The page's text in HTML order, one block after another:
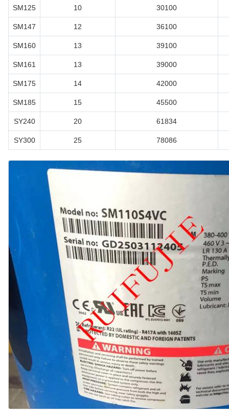
SM125 10 30100
SM147 12 36100
SM160 13 39100
SM161 13 39000
SM175 14 42000
SM185 15 45500
SY240 20 61834
SY300 25 78086